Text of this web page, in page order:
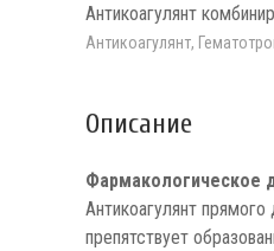
Антикоагулянт
Антикоагулянт,
Описание
Фармакологическое
Антикоагулянт
препятствует